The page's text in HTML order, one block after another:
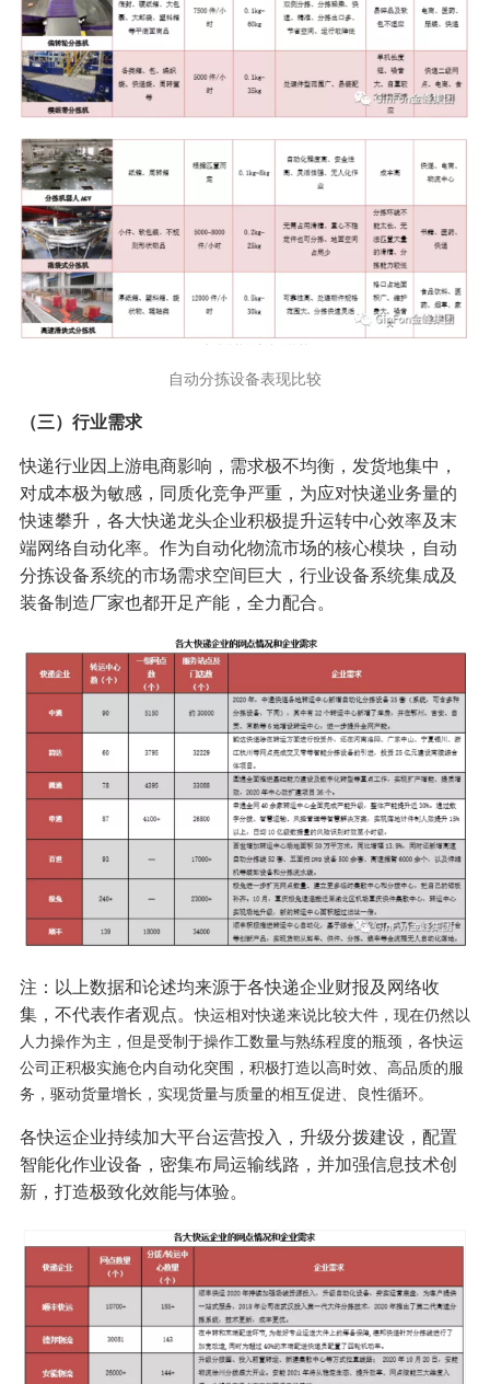
自动分拣设备表现比较
（三）行业需求
快递行业因上游电商影响，需求极不均衡，发货地集中，
对成本极为敏感，同质化竞争严重，为应对快递业务量的
快速攀升，各大快递龙头企业积极提升运转中心效率及末
端网络自动化率。作为自动化物流市场的核心模块，自动
分拣设备系统的市场需求空间巨大，行业设备系统集成及
装备制造厂家也都开足产能，全力配合。
注：以上数据和论述均来源于各快递企业财报及网络收
集，不代表作者观点。快运相对快递来说比较大件，现在仍然以
人力操作为主，但是受制于操作工数量与熟练程度的瓶颈，各快运
公司正积极实施仓内自动化突围，积极打造以高时效、高品质的服
务，驱动货量增长，实现货量与质量的相互促进、良性循环。
各快运企业持续加大平台运营投入，升级分拨建设，配置
智能化作业设备，密集布局运输线路，并加强信息技术创
新，打造极致化效能与体验。